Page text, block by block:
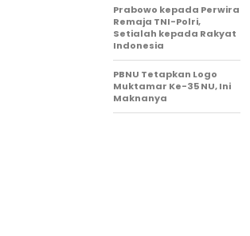
Prabowo kepada Perwira
Remaja TNI-Polri,
Setialah kepada Rakyat
Indonesia
PBNU Tetapkan Logo
Muktamar Ke-35 NU, Ini
Maknanya